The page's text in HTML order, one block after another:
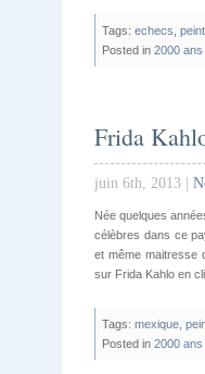
Tags: echecs
Posted in 2000
Frida
juin 6th, 2013 |
Née quelques
célèbres dans ce
et même maitresse
sur Frida Kahlo en
Tags: mexique
Posted in 2000